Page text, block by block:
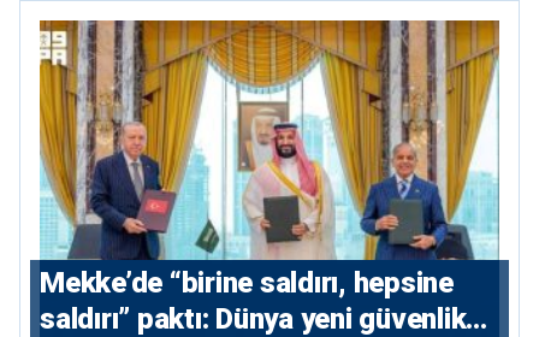
Mekke’de “birine saldırı, hepsine
saldırı” paktı: Dünya yeni güvenlik